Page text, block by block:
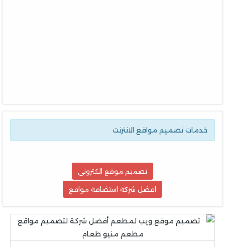
خدمات تصميم مواقع الانترنت
تصميم موقع الكترونى
افضل شركة استضافة مواقع